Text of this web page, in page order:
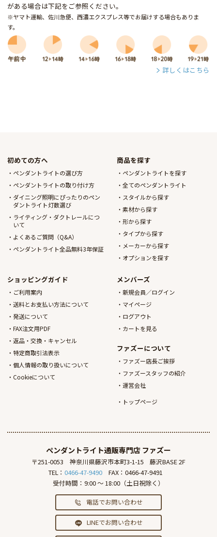
がある場合は下記をご参照ください。
※ヤマト運輸、佐川急便、西濃エクスプレス等でお届けする場合もありま
す。
詳しくはこちら
初めての方へ
ペンダントライトの選び方
ペンダントライトの取り付け方
ダイニング照明にぴったりのペン
ダントライト灯数選び
ライティング・ダクトレールにつ
いて
よくあるご質問（Q&A）
ペンダントライト全品無料3年保証
商品を探す
ペンダントライトを探す
全てのペンダントライト
スタイルから探す
素材から探す
形から探す
タイプから探す
メーカーから探す
オプションを探す
ショッピングガイド
ご利用案内
送料とお支払い方法について
発送について
FAX注文用PDF
返品・交換・キャンセル
特定商取引法表示
個人情報の取り扱いについて
Cookieについて
メンバーズ
新規会員／ログイン
マイページ
ログアウト
カートを見る
ファズーについて
ファズー店長ご挨拶
ファズースタッフの紹介
運営会社
トップページ
ペンダントライト通販専門店 ファズー
〒251-0053 神奈川県藤沢市本町3-1-15
藤沢BASE 2F
TEL： 0466-47-9490
FAX：0466-47-9491
受付時間：9:00 ～ 18:00（土日祝除く）
電話でお問い合わせ
LINEでお問い合わせ